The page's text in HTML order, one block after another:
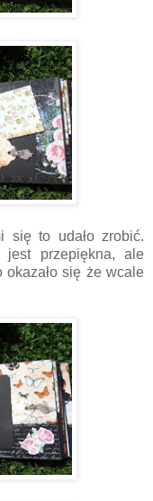
się to udało zrobić.
jest przepiękna, ale
okazało się że wcale